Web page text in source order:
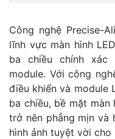
Công nghệ Precise-
lĩnh vực màn hình
ba chiều chính
module. Với công
điều khiển và module
ba chiều, bề mặt màn
trở nên phẳng mịn và
hình ảnh tuyệt vời cho